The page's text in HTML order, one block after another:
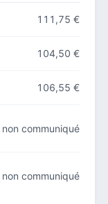
111,75 €
104,50 €
106,55 €
non communiqué
non communiqué